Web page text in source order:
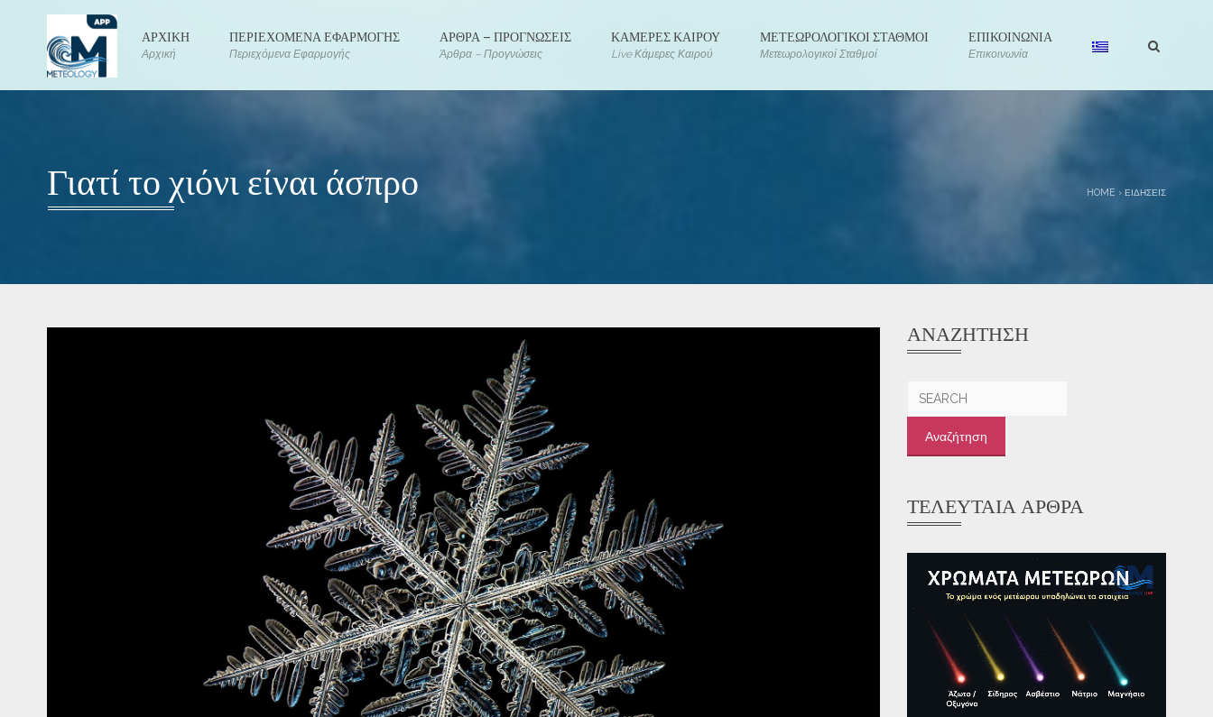
ΑΡΧΙΚΗ
Αρχική
ΠΕΡΙΕΧΟΜΕΝΑ ΕΦΑΡΜΟΓΗΣ
Περιεχόμενα Εφαρμογής
ΑΡΘΡΑ – ΠΡΟΓΝΩΣΕΙΣ
Άρθρα – Προγνώσεις
ΚΑΜΕΡΕΣ ΚΑΙΡΟΥ
Live Κάμερες Καιρού
ΜΕΤΕΩΡΟΛΟΓΙΚΟΙ ΣΤΑΘΜΟΙ
Μετεωρολογικοί Σταθμοί
ΕΠΙΚΟΙΝΩΝΙΑ
Επικοινωνία
Γιατί το χιόνι είναι άσπρο HOME › ΕΙΔΉΣΕΙΣ
ΑΝΑΖΉΤΗΣΗ
ΤΕΛΕΥΤΑΊΑ ΆΡΘΡΑ